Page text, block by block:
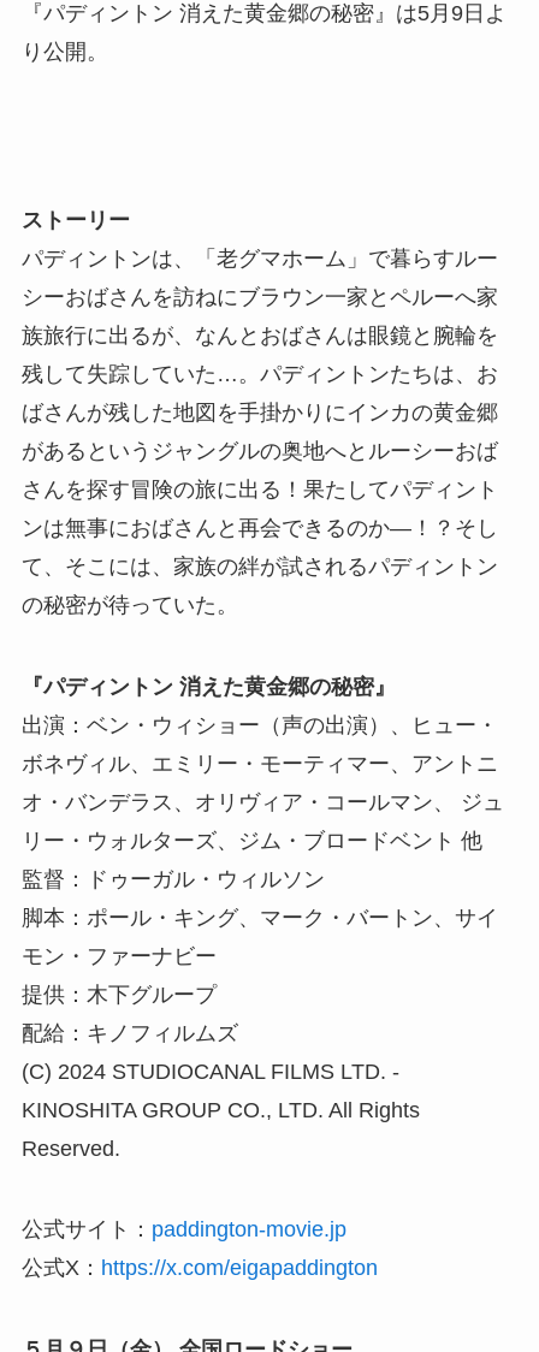
『パディントン 消えた黄金郷の秘密』は5月9日よ
り公開。
ストーリー
パディントンは、「老グマホーム」で暮らすルー
シーおばさんを訪ねにブラウン一家とペルーへ家
族旅行に出るが、なんとおばさんは眼鏡と腕輪を
残して失踪していた…。パディントンたちは、お
ばさんが残した地図を手掛かりにインカの黄金郷
があるというジャングルの奥地へとルーシーおば
さんを探す冒険の旅に出る！果たしてパディント
ンは無事におばさんと再会できるのか―！？そし
て、そこには、家族の絆が試されるパディントン
の秘密が待っていた。
『パディントン 消えた黄金郷の秘密』
出演：ベン・ウィショー（声の出演）、ヒュー・
ボネヴィル、エミリー・モーティマー、アントニ
オ・バンデラス、オリヴィア・コールマン、 ジュ
リー・ウォルターズ、ジム・ブロードベント 他
監督：ドゥーガル・ウィルソン
脚本：ポール・キング、マーク・バートン、サイ
モン・ファーナビー
提供：木下グループ
配給：キノフィルムズ
(C) 2024 STUDIOCANAL FILMS LTD. ‐
KINOSHITA GROUP CO., LTD. All Rights
Reserved.
公式サイト： paddington-movie.jp
公式X： https://x.com/eigapaddington